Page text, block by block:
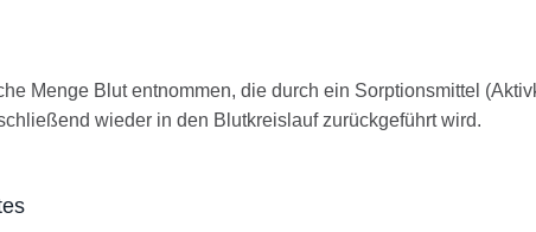
Menge Blut entnommen, die durch ein Sorptionsmittel
wieder in den Blutkreislauf zurückgeführt wird.